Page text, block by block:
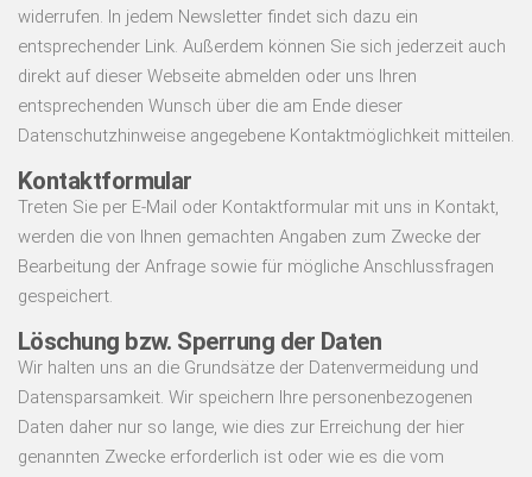
widerrufen. In jedem Newsletter findet sich dazu ein
entsprechender Link. Außerdem können Sie sich jederzeit auch
direkt auf dieser Webseite abmelden oder uns Ihren
entsprechenden Wunsch über die am Ende dieser
Datenschutzhinweise angegebene Kontaktmöglichkeit mitteilen.
Kontaktformular
Treten Sie per E-Mail oder Kontaktformular mit uns in Kontakt,
werden die von Ihnen gemachten Angaben zum Zwecke der
Bearbeitung der Anfrage sowie für mögliche Anschlussfragen
gespeichert.
Löschung bzw. Sperrung der Daten
Wir halten uns an die Grundsätze der Datenvermeidung und
Datensparsamkeit. Wir speichern Ihre personenbezogenen
Daten daher nur so lange, wie dies zur Erreichung der hier
genannten Zwecke erforderlich ist oder wie es die vom